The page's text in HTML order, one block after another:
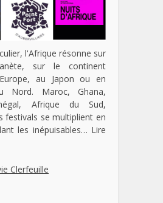
l'Afrique résonne sur
sur le continent
au Japon ou en
Nord. Maroc, Ghana,
Afrique du Sud,
festivals se multiplient en
les inépuisables… Lire
Clerfeuille